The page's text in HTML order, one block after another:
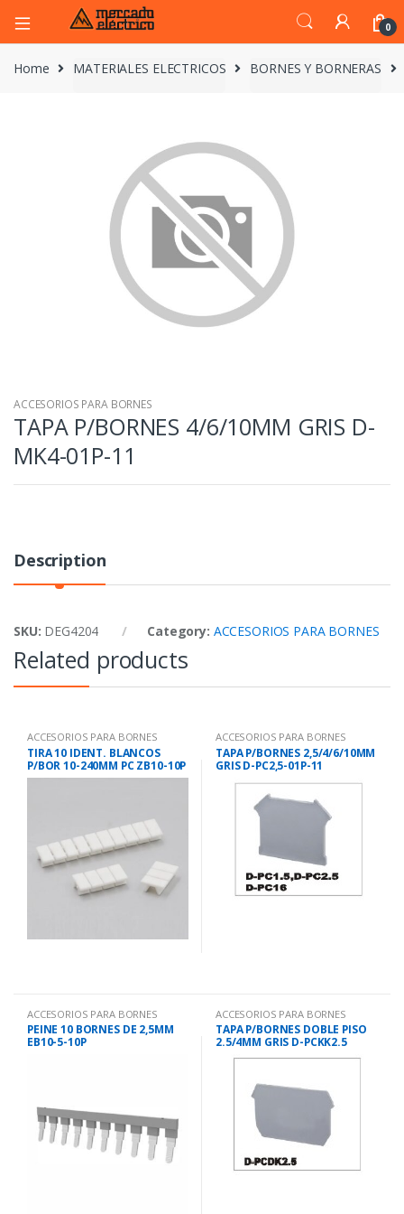
0
Home MATERIALES ELECTRICOS BORNES Y BORNERAS
ACCESORIOS PARA BORNES
TAPA P/BORNES 4/6/10MM GRIS D-
MK4-01P-11
Description
SKU: DEG4204 Category: ACCESORIOS PARA BORNES
Related products
ACCESORIOS PARA BORNES
TIRA 10 IDENT. BLANCOS
P/BOR 10-240MM PC ZB10-10P
ACCESORIOS PARA BORNES
TAPA P/BORNES 2,5/4/6/10MM
GRIS D-PC2,5-01P-11
ACCESORIOS PARA BORNES
PEINE 10 BORNES DE 2,5MM
EB10-5-10P
ACCESORIOS PARA BORNES
TAPA P/BORNES DOBLE PISO
2.5/4MM GRIS D-PCKK2.5